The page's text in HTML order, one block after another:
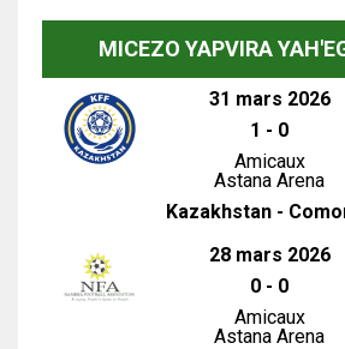
MICEZO YAPVIRA
31 mars 2026
1 - 0
Amicaux
Astana Arena
Kazakhstan -
28 mars 2026
0 - 0
Amicaux
Astana Arena